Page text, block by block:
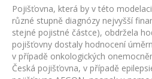
Pojišťovna, která by v této
různé stupně diagnózy nejvyšší
stejné pojistné částce), obdržela
pojišťovny dostaly hodnocení
v případě onkologických
Česká pojišťovna, v případě